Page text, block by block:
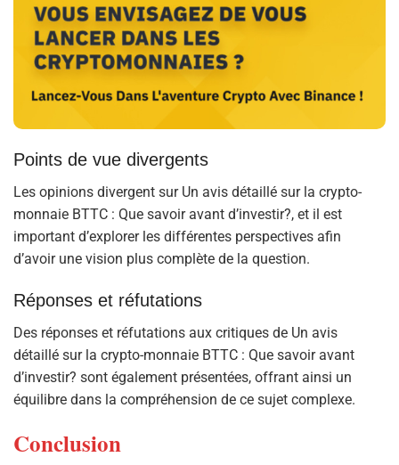
Points de vue divergents
Les opinions divergent sur Un avis détaillé sur la crypto-
monnaie BTTC : Que savoir avant d’investir?, et il est
important d’explorer les différentes perspectives afin
d’avoir une vision plus complète de la question.
Réponses et réfutations
Des réponses et réfutations aux critiques de Un avis
détaillé sur la crypto-monnaie BTTC : Que savoir avant
d’investir? sont également présentées, offrant ainsi un
équilibre dans la compréhension de ce sujet complexe.
Conclusion